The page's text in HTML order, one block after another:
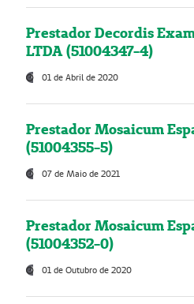
Prestador Decordis
LTDA (51004347-4)
01 de Abril de 2020
Prestador Mosaicum
(51004355-5)
07 de Maio de 2021
Prestador Mosaicum
(51004352-0)
01 de Outubro de 2020